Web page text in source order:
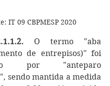
IT 09 CBPMESP 2020
O termo "aba
de entrepisos)" foi
por "anteparo
sendo mantida a medida